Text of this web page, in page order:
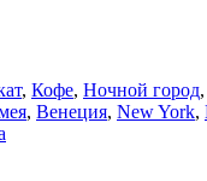
, Кофе, Ночной город
, Венеция, New York,